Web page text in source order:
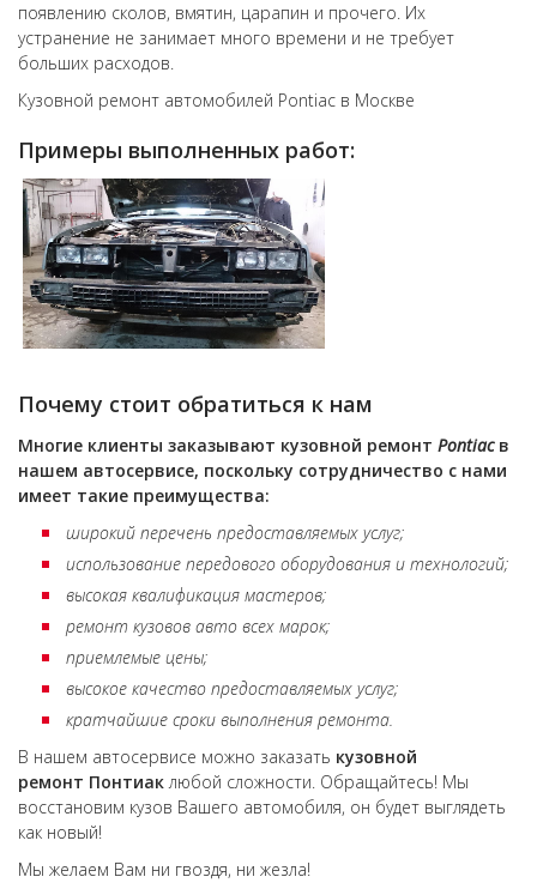
появлению сколов, вмятин, царапин и прочего. Их
устранение не занимает много времени и не требует
больших расходов.
Кузовной ремонт автомобилей Pontiac в Москве
Примеры выполненных работ:
Почему стоит обратиться к нам
Многие клиенты заказывают кузовной ремонт Pontiacв
нашем автосервисе, поскольку сотрудничество с нами
имеет такие преимущества:
широкий перечень предоставляемых услуг;
использование передового оборудования и технологий;
высокая квалификация мастеров;
ремонт кузовов авто всех марок;
приемлемые цены;
высокое качество предоставляемых услуг;
кратчайшие сроки выполнения ремонта.
В нашем автосервисе можно заказать кузовной
ремонт Понтиаклюбой сложности. Обращайтесь! Мы
восстановим кузов Вашего автомобиля, он будет выглядеть
как новый!
Мы желаем Вам ни гвоздя, ни жезла!